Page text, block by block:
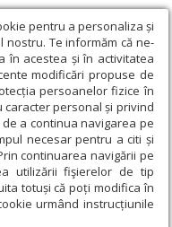
pentru a personaliza și
Te informăm că ne-
în acestea și în activitatea
modificări propuse de
persoanelor fizice în
personal și privind
a continua navigarea pe
necesar pentru a citi și
continuarea navigării pe
utilizării fişierelor de tip
totuși că poți modifica în
urmând instrucțiunile
› Pomenirea
Măgura Ocnei
Epifanie